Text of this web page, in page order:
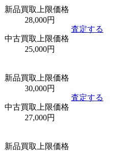
新品買取上限価格
28,000円
中古買取上限価格
25,000円
査定する
新品買取上限価格
30,000円
中古買取上限価格
27,000円
査定する
新品買取上限価格